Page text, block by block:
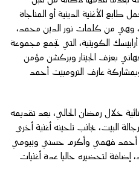
الأغنية الدينية أو المناجاة
وهي من كلمات نور الدين محمد،
الكويتية، التي تجمع مجموعة
بعزف الجيتار وبركشن مؤمن
عازف الترومبيت أحمد
خلال رمضان الحالي، بعد تقديمه
البيت، بجانب تلحينه أغنية أخرى
أحمد فهمي وأكرم حسني وبيومي
لتحضيره حاليا عدة أغنيات